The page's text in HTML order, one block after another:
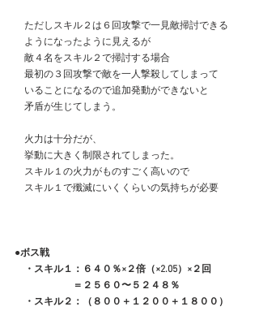
ただしスキル２は６回攻撃で一見敵掃討できる
ようになったように見えるが
敵４名をスキル２で掃討する場合
最初の３回攻撃で敵を一人撃殺してしまって
いることになるので追加発動ができないと
矛盾が生じてしまう。
火力は十分だが、
挙動に大きく制限されてしまった。
スキル１の火力がものすごく高いので
スキル１で殲滅にいくくらいの気持ちが必要
●ボス戦
・スキル１：６４０％×２倍（×2.05）×２回
＝２５６０〜５２４８％
・スキル２：（８００＋１２００＋１８００）